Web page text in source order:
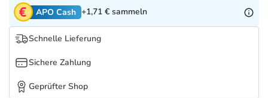
Tierapotheke
Vitamine & Mineralstoffe
Salus Deals
APO Cash +1,71 € sammeln
Schnelle Lieferung
Sichere Zahlung
Geprüfter Shop